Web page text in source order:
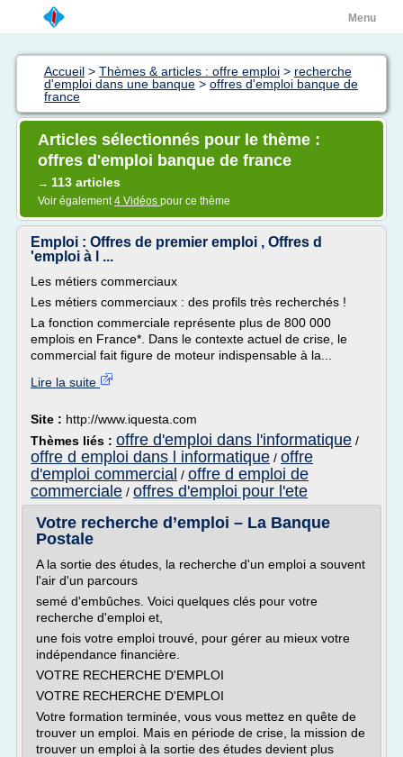
Menu
Accueil > Thèmes & articles : offre emploi > recherche
d'emploi dans une banque > offres d'emploi banque de
france
Articles sélectionnés pour le thème :
offres d'emploi banque de france
→ 113 articles
Voir également4 Vidéos pour ce thème
Emploi : Offres de premier emploi , Offres d
'emploi à l ...
Les métiers commerciaux
Les métiers commerciaux : des profils très recherchés !
La fonction commerciale représente plus de 800 000
emplois en France*. Dans le contexte actuel de crise, le
commercial fait figure de moteur indispensable à la...
Lire la suite
Site : http://www.iquesta.com
Thèmes liés : offre d'emploi dans l'informatique /
offre d emploi dans l informatique / offre
d'emploi commercial / offre d emploi de
commerciale / offres d'emploi pour l'ete
Votre recherche d’emploi – La Banque
Postale
A la sortie des études, la recherche d'un emploi a souvent
l'air d'un parcours
semé d'embûches. Voici quelques clés pour votre
recherche d'emploi et,
une fois votre emploi trouvé, pour gérer au mieux votre
indépendance financière.
VOTRE RECHERCHE D'EMPLOI
VOTRE RECHERCHE D'EMPLOI
Votre formation terminée, vous vous mettez en quête de
trouver un emploi. Mais en période de crise, la mission de
trouver un emploi à la sortie des études devient plus